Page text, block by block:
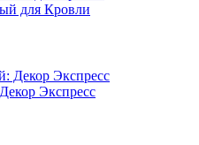
для Кровли
Экспресс